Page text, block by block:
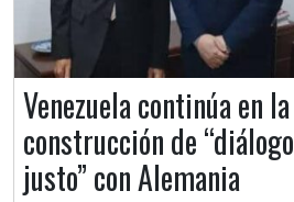
Venezuela continúa en la
construcción de “diálogo
justo” con Alemania